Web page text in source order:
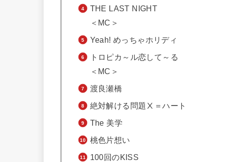
THE LAST NIGHT
＜MC＞
Yeah! めっちゃホリディ
トロピカ～ル恋して～る
＜MC＞
渡良瀬橋
絶対解ける問題Ⅹ＝ハート
The 美学
桃色片想い
100回のKISS